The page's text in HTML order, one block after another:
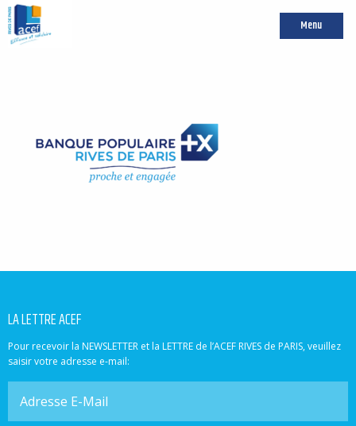
Menu
LA LETTRE ACEF
Pour recevoir la NEWSLETTER et la LETTRE de l’ACEF RIVES de PARIS, veuillez
saisir votre adresse e-mail: